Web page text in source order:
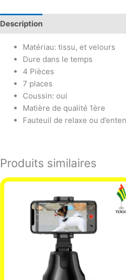
Description
Matériau: tissu, et velours
Dure dans le temps
4 Pièces
7 places
Coussin: oui
Matière de qualité 1ère
Fauteuil de relaxe ou
Produits similaires